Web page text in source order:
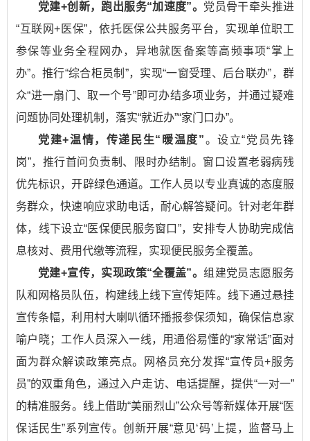
党建+创新，跑出服务“加速度”。 党员骨干牵头推进
“互联网+医保”，依托医保公共服务平台，实现单位职工
参保等业务全程网办，异地就医备案等高频事项“掌上
办”。推行“综合柜员制”，实现“一窗受理、后台联办”，群
众“进一扇门、取一个号”即可办结多项业务，并通过疑难
问题协同处理机制，落实“就近办”“家门口办”。
党建+温情，传递民生“暖温度”。设立“党员先锋
岗”，推行首问负责制、限时办结制。窗口设置老弱病残
优先标识，开辟绿色通道。工作人员以专业真诚的态度服
务群众，快速响应求助电话，耐心解答疑问。针对老年群
体，线下设立“医保便民服务窗口”，安排专人协助完成信
息核对、费用代缴等流程，实现便民服务全覆盖。
党建+宣传，实现政策“全覆盖”。组建党员志愿服务
队和网格员队伍，构建线上线下宣传矩阵。线下通过悬挂
宣传条幅，利用村大喇叭循环播报参保须知，确保信息家
喻户晓；工作人员深入一线，用通俗易懂的“家常话”面对
面为群众解读政策亮点。网格员充分发挥“宣传员+服务
员”的双重角色，通过入户走访、电话提醒，提供“一对一”
的精准服务。线上借助“美丽烈山”公众号等新媒体开展“医
保话民生”系列宣传。创新开展“意见‘码’上提，监督马上